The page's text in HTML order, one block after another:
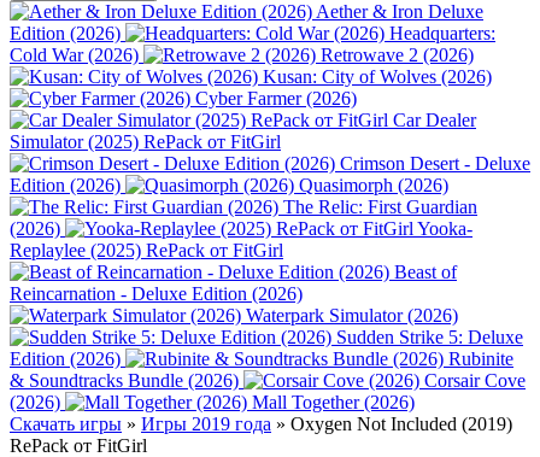
Aether & Iron Deluxe
Edition (2026)
Headquarters:
Cold War (2026)
Retrowave 2 (2026)
Kusan: City of Wolves (2026)
Cyber Farmer (2026)
Car Dealer
Simulator (2025) RePack от FitGirl
Crimson Desert - Deluxe
Edition (2026)
Quasimorph (2026)
The Relic: First Guardian
(2026)
Yooka-
Replaylee (2025) RePack от FitGirl
Beast of
Reincarnation - Deluxe Edition (2026)
Waterpark Simulator (2026)
Sudden Strike 5: Deluxe
Edition (2026)
Rubinite
& Soundtracks Bundle (2026)
Corsair Cove
(2026)
Mall Together (2026)
Скачать игры » Игры 2019 года » Oxygen Not Included (2019)
RePack от FitGirl